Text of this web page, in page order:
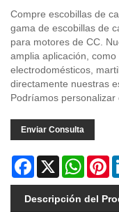
Compre escobillas de
gama de escobillas de
para motores de CC.
amplia aplicación,
electrodomésticos,
directamente nuestras
Podríamos personalizar
Enviar Consulta
Facebook
X
Descripción del